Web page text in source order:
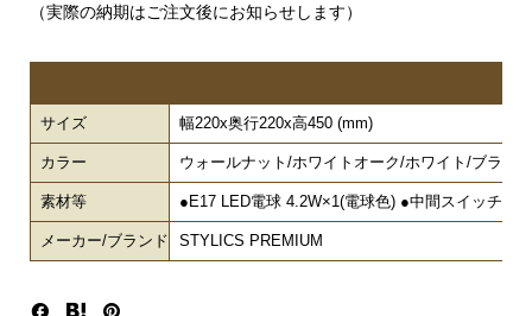
（実際の納期はご注文後にお知らせします）
サイズ 幅220x奥行220x高450 (mm)
カラー ウォールナット/ホワイトオーク/ホワイト/ブラック
素材等 ●E17 LED電球 4.2W×1(電球色) ●中間スイッチ
メーカー/ブランド STYLICS PREMIUM